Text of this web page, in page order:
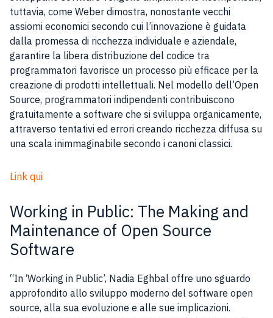
tuttavia, come Weber dimostra, nonostante vecchi
assiomi economici secondo cui l’innovazione è guidata
dalla promessa di ricchezza individuale e aziendale,
garantire la libera distribuzione del codice tra
programmatori favorisce un processo più efficace per la
creazione di prodotti intellettuali. Nel modello dell’Open
Source, programmatori indipendenti contribuiscono
gratuitamente a software che si sviluppa organicamente,
attraverso tentativi ed errori creando ricchezza diffusa su
una scala inimmaginabile secondo i canoni classici.
Link qui
Working in Public: The Making and
Maintenance of Open Source
Software
“In ‘Working in Public’, Nadia Eghbal offre uno sguardo
approfondito allo sviluppo moderno del software open
source, alla sua evoluzione e alle sue implicazioni.